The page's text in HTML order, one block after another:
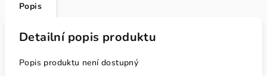
Popis
Detailní popis produktu
Popis produktu není dostupný